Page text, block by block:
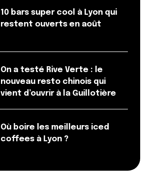
10 bars super cool à Lyon qui
restent ouverts en août
On a testé Rive Verte : le
nouveau resto chinois qui
vient d’ouvrir à la Guillotière
Où boire les meilleurs iced
coffees à Lyon ?